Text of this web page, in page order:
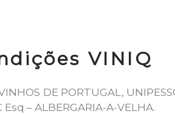
VINIQ
DE PORTUGAL,
– ALBERGARIA-A-VELHA.